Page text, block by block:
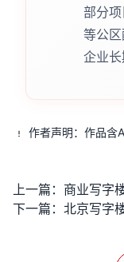
部分
等公
企业长
作者声明：作品含
上一篇：
下一篇：